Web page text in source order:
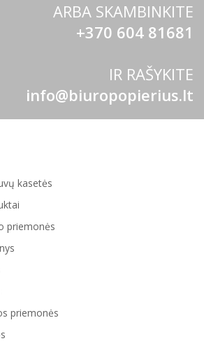
ARBA SKAMBINKITE
+370 604 81681
IR RAŠYKITE
info@biuropopierius.lt
kasetės
priemonės
priemonės